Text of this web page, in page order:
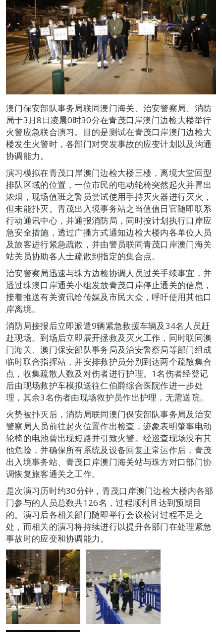
澳门保安部队事务局联同澳门海关、治安警察局、消防
局于3月8日凌晨0时30分在青茂口岸澳门边检大楼举行
火警应急联合演习。目的是测试在青茂口岸澳门边检大
楼发生火警时，各部门对突发事故的应变计划以及沟通
协调能力。
演习模拟在青茂口岸澳门边检大楼三楼，离境大堂回型
排队区域的位置，一位市民的电动轮椅突然起火并冒出
浓烟，现场值班之警员尝试使用手持灭火器进行灭火，
但未能扑灭。青茂出入境事务站之当值值日官随即联系
行动通讯中心，并通报消防局，同时按计划执行口岸应
急安全措施，透过广播方式通知边检大楼内各单位人员
及旅客进行紧急疏散，并由警员联同青茂口岸澳门海关
站关员协助各人士疏散到指定的集合点。
治安警察局迅速与珠方边检协调人员过关手续事宜，并
透过珠澳口岸通关小组发放青茂口岸停止通关的信息，
接着推送有关资讯给传媒及市民大众，呼吁使用其他口
岸离境。
消防局接报后立即派遣9辆紧急救援车辆及34名人员赶
赴现场。到场后立即展开拯救及灭火工作，同时联同澳
门海关、澳门保安部队事务局及治安警察局等部门组成
临时联合指挥站，并安排救护员分别到达两个疏散集合
点，收集疏散人数及对伤者进行护理。1名伤者经登记
后由现场救护车模拟送往仁伯爵综合医院作进一步处
理，其余3名伤者由现场救护员作出护理，无需送院。
火势被扑灭后，消防局联同澳门保安部队事务局及治安
警察局人员前往起火位置作出检查，迹象表明肇事电动
轮椅的电池曾出现短路并引致火警。经巡查现场没有其
他危险，并确保所有系统及设备回复正常运作后，青茂
出入境事务站、青茂口岸澳门海关站与珠方对口部门协
调恢复旅客通关之工作。
是次演习历时约30分钟，青茂口岸澳门边检大楼内各部
门参与的人员总数共126名，过程顺利且达到预期目
的。演习后各相关部门随即举行会议检讨过程不足之
处，而相关的演习将持续进行以提升各部门在处理紧急
事故时的应变和协调能力。